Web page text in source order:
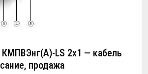
LS 2х1 — кабель
продажа